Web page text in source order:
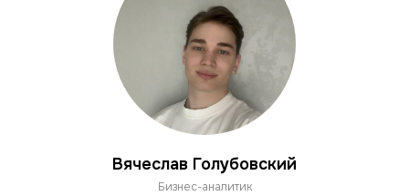
Вячеслав Голубовский
Бизнес-аналитик